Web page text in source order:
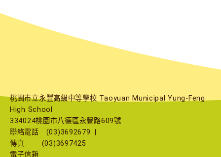
桃園市立永豐高級中等學校 Taoyuan Municipal Yung-Feng
High School
334024桃園市八德區永豐路609號
聯絡電話
(03)3692679
傳真
(03)3697425
電子信箱